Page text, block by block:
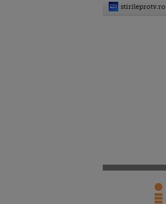
stirileprotv.ro